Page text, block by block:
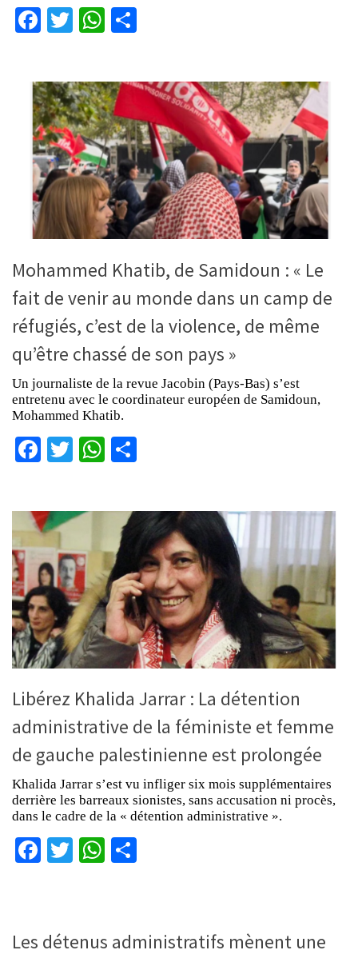
Facebook
TwitterWhatsApp
Mohammed Khatib, de Samidoun : « Le
fait de venir au monde dans un camp de
réfugiés, c’est de la violence, de même
qu’être chassé de son pays »
Un journaliste de la revue Jacobin (Pays-Bas) s’est
entretenu avec le coordinateur européen de Samidoun,
Mohammed Khatib.
Facebook
TwitterWhatsApp
Libérez Khalida Jarrar : La détention
administrative de la féministe et femme
de gauche palestinienne est prolongée
Khalida Jarrar s’est vu infliger six mois supplémentaires
derrière les barreaux sionistes, sans accusation ni procès,
dans le cadre de la « détention administrative ».
Facebook
TwitterWhatsApp
Les détenus administratifs mènent une